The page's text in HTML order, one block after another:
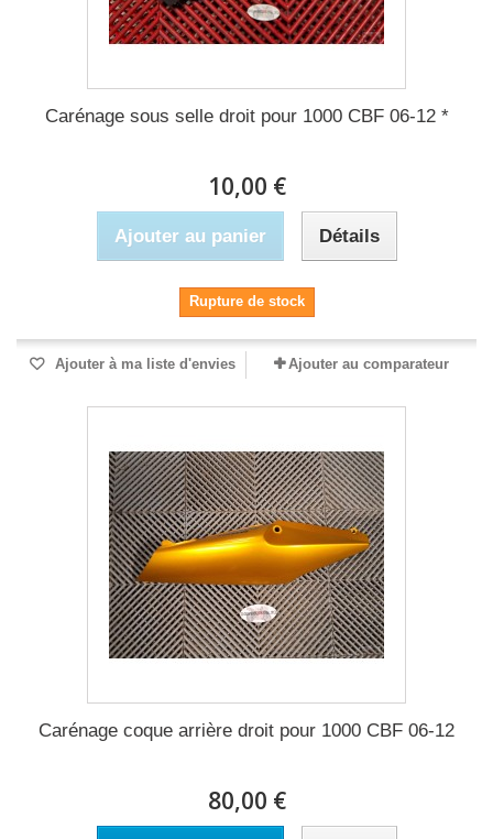
Carénage sous selle droit pour 1000 CBF 06-12 *
10,00 €
Ajouter au panier Détails
Rupture de stock
Ajouter à ma liste d'envies Ajouter au comparateur
Carénage coque arrière droit pour 1000 CBF 06-12
80,00 €